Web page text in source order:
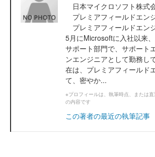
日本マイクロソフト株式
プレミアフィールドエン
プレミアフィールドエ
5月にMicrosoftに入社以来
サポート部門で、サポート
ンエンジニアとして勤務し
在は、プレミアフィールド
て、密やか...
※プロフィールは、執筆時点、または
の内容です
この著者の最近の執筆記事